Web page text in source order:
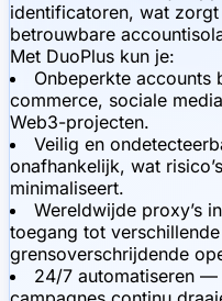
identificatoren, wat
betrouwbare
Met DuoPlus kun je:
Onbeperkte
commerce, sociale
Web3-projecten.
Veilig en
onafhankelijk, wat
minimaliseert.
Wereldwijde proxy’s
toegang tot verschillende
grensoverschrijdende
24/7 automatiseren